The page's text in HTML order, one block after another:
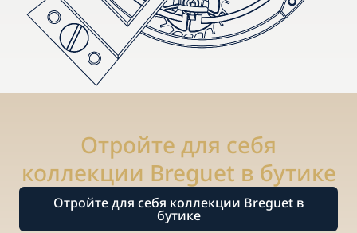
Отройте для себя
коллекции Breguet в бутике
Отройте для себя коллекции Breguet в
бутике